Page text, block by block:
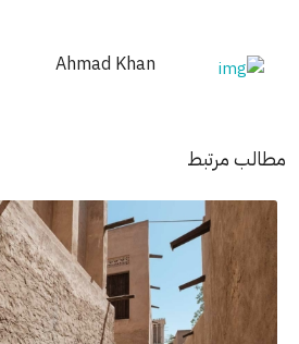
Ahmad Khan
مطالب مرتبط